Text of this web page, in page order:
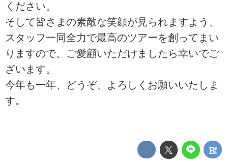
ください。
そして皆さまの素敵な笑顔が見られますよう、
スタッフ一同全力で最高のツアーを創ってまい
りますので、ご愛顧いただけましたら幸いでご
ざいます。
今年も一年、どうぞ、よろしくお願いいたしま
す。